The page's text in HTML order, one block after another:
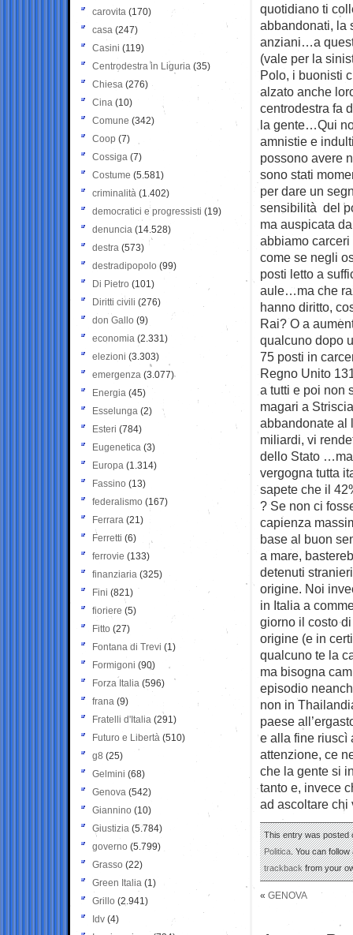
quotidiano ti
abbandonati, la
anziani…a
(vale per la
Polo, i buonisti
alzato anche
centrodestra fa
la gente…Qui
amnistie e
possono avere
sono stati
per dare un
sensibilità del
ma auspicata
abbiamo carceri
come se negli
posti letto a
aule…ma che
hanno diritto,
Rai? O a
qualcuno dopo
75 posti in
Regno Unito
a tutti e poi non
magari a
abbandonate
miliardi, vi
dello Stato
vergogna tutta
sapete che il
? Se non ci
capienza
base al buon
a mare,
detenuti
origine. Noi
in Italia a
giorno il costo
origine (e in
qualcuno te la
ma bisogna
episodio
non in
paese
e alla fine riuscì
attenzione, ce
che la gente si
tanto e, invece
ad ascoltare chi
This entry was posted
Politica. You can
trackbackfrom your
« GENOVA
carovita (170)
casa (247)
Casini (119)
Centrodestra in Liguria (35)
Chiesa (276)
Cina (10)
Comune (342)
Coop (7)
Cossiga (7)
Costume (5.581)
criminalità (1.402)
democratici e progressisti (19)
denuncia (14.528)
destra (573)
destradipopolo (99)
Di Pietro (101)
Diritti civili (276)
don Gallo (9)
economia (2.331)
elezioni (3.303)
emergenza (3.077)
Energia (45)
Esselunga (2)
Esteri (784)
Eugenetica (3)
Europa (1.314)
Fassino (13)
federalismo (167)
Ferrara (21)
Ferretti (6)
ferrovie (133)
finanziaria (325)
Fini (821)
fioriere (5)
Fitto (27)
Fontana di Trevi (1)
Formigoni (90)
Forza Italia (596)
frana (9)
Fratelli d'Italia (291)
Futuro e Libertà (510)
g8 (25)
Gelmini (68)
Genova (542)
Giannino (10)
Giustizia (5.784)
governo (5.799)
Grasso (22)
Green Italia (1)
Grillo (2.941)
Idv (4)